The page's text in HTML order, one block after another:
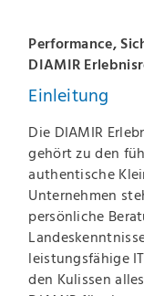
Performance,
DIAMIR
Einleitung
Die DIAMIR
gehört zu den
authentische
Unternehmen
persönliche
leistungsfähige
den Kulissen